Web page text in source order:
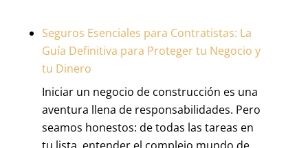
Idea
Realidad:
Por
qué
Seguros Esenciales para Contratistas: La
Guía Definitiva para Proteger tu Negocio y
tu Dinero
Iniciar un negocio de construcción es una
aventura llena de responsabilidades. Pero
seamos honestos: de todas las tareas en